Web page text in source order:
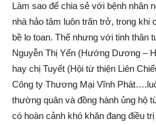
Làm sao để chia sẻ với bệnh nhân
nhà hảo tâm luôn trăn trở, trong khi
bề lo toan. Thế nhưng với tinh thân
Nguyễn Thị Yến (Hướng Dương –
hay chị Tuyết (Hội từ thiện Liên
Công ty Thương Mại Vĩnh
thường quân và đồng hành ủng hộ
có hoàn cảnh khó khăn đang điều